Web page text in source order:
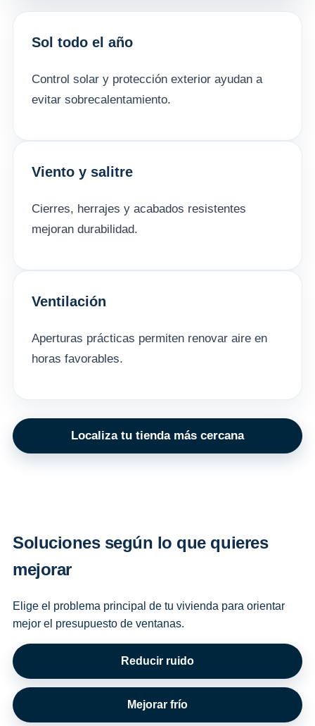
Sol todo el año
Control solar y protección exterior ayudan a
evitar sobrecalentamiento.
Viento y salitre
Cierres, herrajes y acabados resistentes
mejoran durabilidad.
Ventilación
Aperturas prácticas permiten renovar aire en
horas favorables.
Localiza tu tienda más cercana
Soluciones según lo que quieres
mejorar
Elige el problema principal de tu vivienda para orientar
mejor el presupuesto de ventanas.
Reducir ruido
Mejorar frío